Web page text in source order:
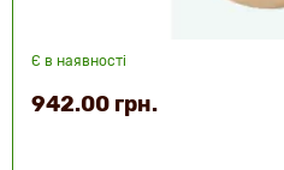
Є в наявності
942.00 грн.